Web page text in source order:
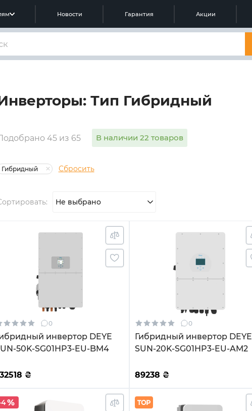
Новости Гарантия Акции
Тип Гибридный
45 из 65 В наличии 22 товаров
Гибридный Сбросить
Не выбрано
0
инвертор DEYE
50K-SG01HP3-EU-BM4
₴
0
Гибридный инвертор DEYE
SUN-20K-SG01HP3-EU-AM2
89238 ₴
4